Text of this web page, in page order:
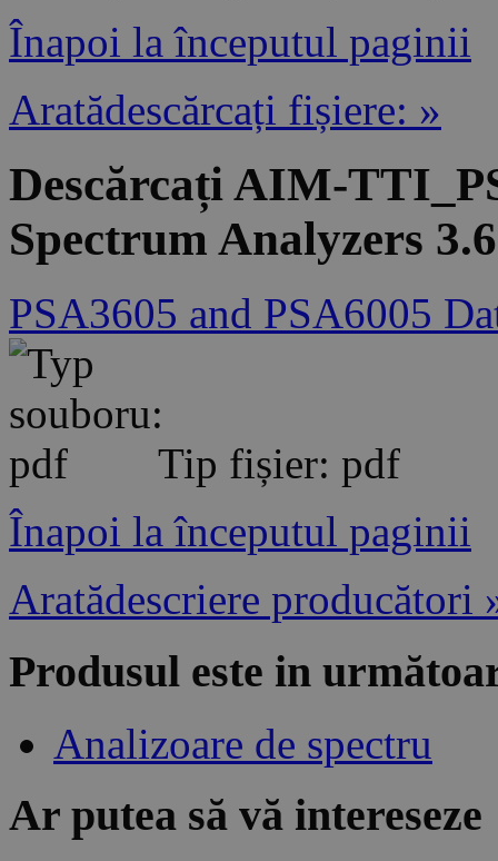
Înapoi la începutul paginii
Aratădescărcați fișiere: »
Descărcați AIM-
Spectrum Analyzers
PSA3605 and PSA6005
Tip fișier: pdf
Înapoi la începutul paginii
Aratădescriere producători
Produsul este in
Analizoare de spectru
Ar putea să vă intereseze